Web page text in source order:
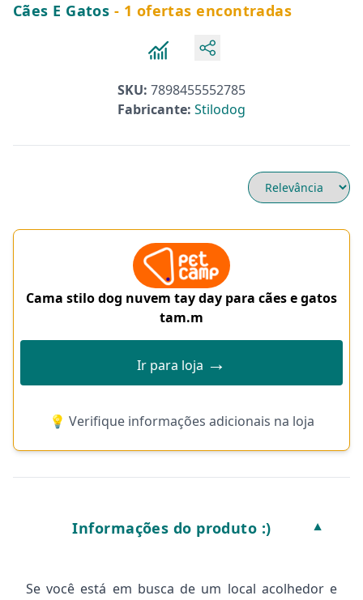
Cães E Gatos - 1 ofertas encontradas
SKU: 7898455552785
Fabricante: Stilodog
Cama stilo dog nuvem tay day para cães e gatos
tam.m
Ir para loja →
💡 Verifique informações adicionais na loja
Informações do produto :) ▼
Se você está em busca de um local acolhedor e